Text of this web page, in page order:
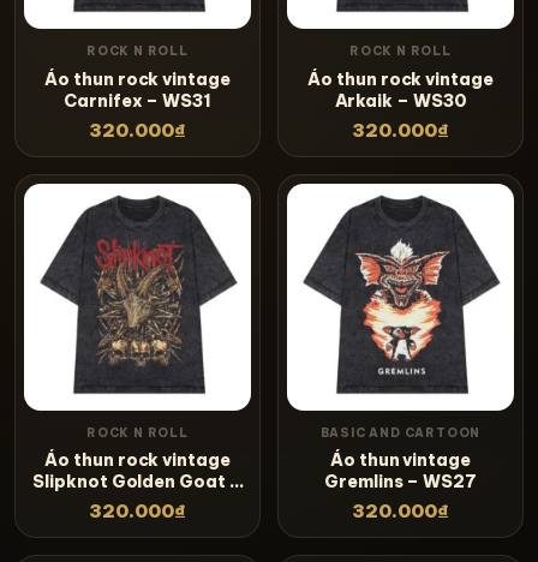
ROCK N ROLL
Áo thun rock vintage
Carnifex – WS31
320.000₫
ROCK N ROLL
Áo thun rock vintage
Arkaik – WS30
320.000₫
ROCK N ROLL
Áo thun rock vintage
Slipknot Golden Goat –
WS29
320.000₫
BASIC AND CARTOON
Áo thun vintage
Gremlins – WS27
320.000₫